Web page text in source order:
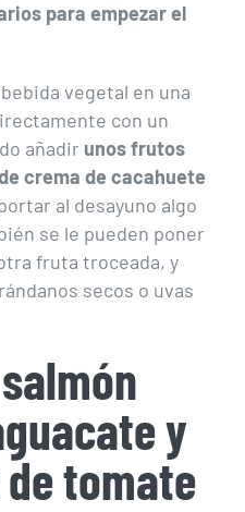
para empezar el
vegetal en una
con un
añadir unos frutos
crema de cacahuete
al desayuno algo
se le pueden poner
fruta troceada, y
secos o uvas
y
tomate